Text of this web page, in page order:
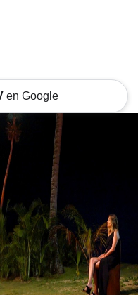
en Google